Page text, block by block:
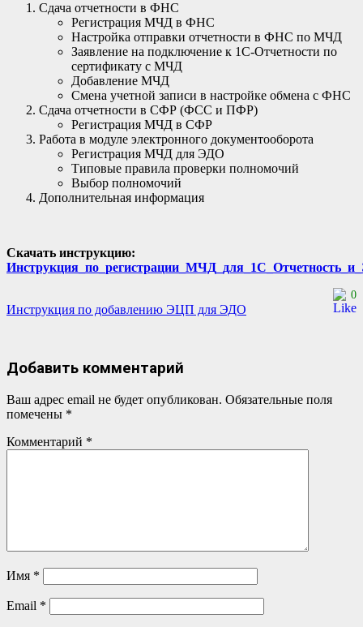
Сдача отчетности в ФНС
Регистрация МЧД в ФНС
Настройка отправки отчетности в ФНС по МЧД
Заявление на подключение к 1С-Отчетности по
сертификату с МЧД
Добавление МЧД
Смена учетной записи в настройке обмена с ФНС
Сдача отчетности в СФР (ФСС и ПФР)
Регистрация МЧД в СФР
Работа в модуле электронного документооборота
Регистрация МЧД для ЭДО
Типовые правила проверки полномочий
Выбор полномочий
Дополнительная информация
Скачать инструкцию:
0
Навигация
записям
Инструкция по добавлению ЭЦП для ЭДО
Добавить комментарий
Ваш адрес email не будет опубликован. Обязательные поля
помечены *
Комментарий *
Имя *
Email *